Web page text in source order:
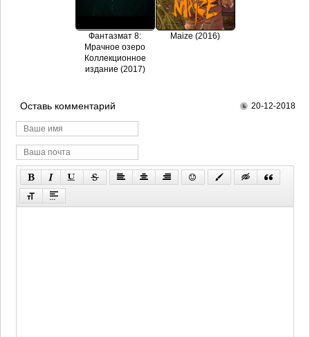
Фантазмат 8:
Мрачное озеро
Коллекционное
издание (2017)
Maize (2016)
Оставь комментарий 20-12-2018